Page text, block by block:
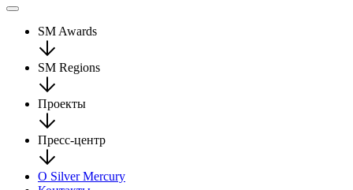
SM Awards
SM Regions
Проекты
Пресс-центр
О Silver Mercury